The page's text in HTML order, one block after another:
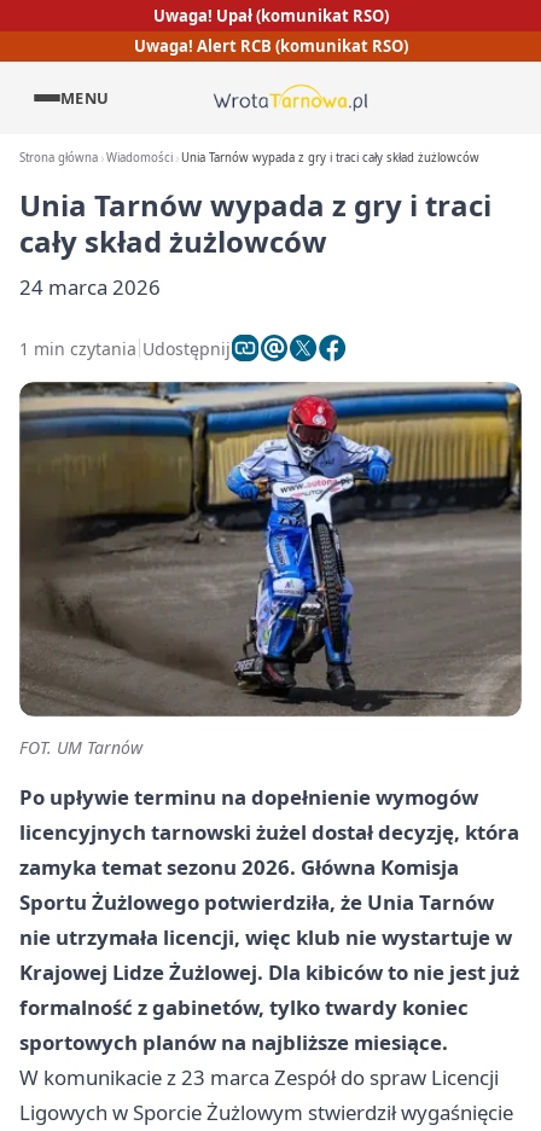
Uwaga! Upał (komunikat RSO)
Uwaga! Alert RCB (komunikat RSO)
MENU
Strona główna Wiadomości Unia Tarnów wypada z gry i traci cały skład żużlowców
Unia Tarnów wypada z gry i traci
cały skład żużlowców
24 marca 2026
1 min czytania Udostępnij
FOT. UM Tarnów
Po upływie terminu na dopełnienie wymogów
licencyjnych tarnowski żużel dostał decyzję, która
zamyka temat sezonu 2026. Główna Komisja
Sportu Żużlowego potwierdziła, że Unia Tarnów
nie utrzymała licencji, więc klub nie wystartuje w
Krajowej Lidze Żużlowej. Dla kibiców to nie jest już
formalność z gabinetów, tylko twardy koniec
sportowych planów na najbliższe miesiące.
W komunikacie z 23 marca Zespół do spraw Licencji
Ligowych w Sporcie Żużlowym stwierdził wygaśnięcie